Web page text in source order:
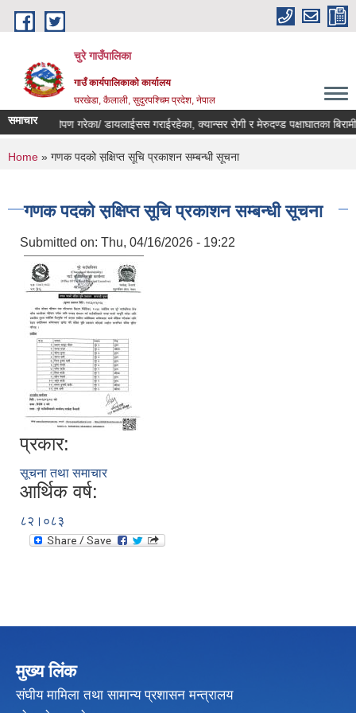
Skip to main content
चुरे गाउँपालिका
गाउँ कार्यपालिकाको कार्यालय
घरखेडा, कैलाली, सुदुरपश्चिम प्रदेश, नेपाल
समाचार
प्रत्यारोपण गरेका/ डायलाईसस गराईरहेका, क्यान्सर रोगी र मेरुदण्ड पक्षाघातका
You are here
Home » गणक पदको स़क्षिप्त सूचि प्रकाशन सम्बन्धी सूचना
गणक पदको स़क्षिप्त सूचि प्रकाशन सम्बन्धी सूचना
Submitted on: Thu, 04/16/2026 - 19:22
प्रकार:
सूचना तथा समाचार
आर्थिक वर्ष:
८२।०८३
मुख्य लिंक
संघीय मामिला तथा सामान्य प्रशासन मन्त्रालय